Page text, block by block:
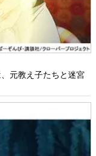
元教え子たちと迷宮